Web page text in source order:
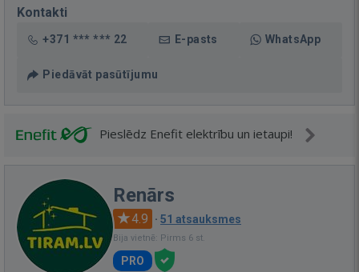
Kontakti
+371 *** *** 22 E-pasts WhatsApp
Piedāvāt pasūtījumu
Pieslēdz Enefit elektrību un ietaupi!
Renārs
4.9 · 51 atsauksmes
Bija vietnē: Pirms 6 st.
PRO